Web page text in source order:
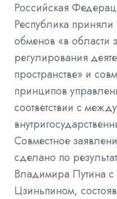
Российская
Республика
обменов «в области
регулирования
пространстве» и
принципов
соответствии с
Совместное
сделано по
Владимира Путина
Цзиньпином,